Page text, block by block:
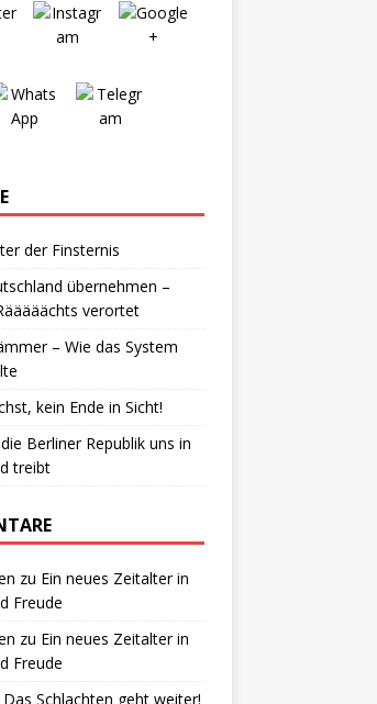
der Finsternis
übernehmen –
verortet
– Wie das System
kein Ende in Sicht!
Berliner Republik uns in
treibt
zu Ein neues Zeitalter in
Freude
zu Ein neues Zeitalter in
Freude
Schlachten geht weiter!